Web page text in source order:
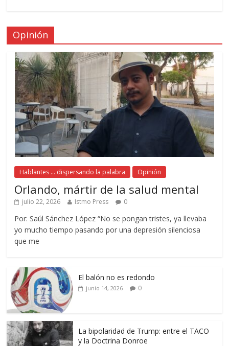
Opinión
Hablantes ... dispersando la palabra Opinión
Orlando, mártir de la salud mental
julio 22, 2026 Istmo Press 0
Por: Saúl Sánchez López “No se pongan tristes, ya llevaba
yo mucho tiempo pasando por una depresión silenciosa
que me
El balón no es redondo
junio 14, 2026 0
La bipolaridad de Trump: entre el TACO
y la Doctrina Donroe